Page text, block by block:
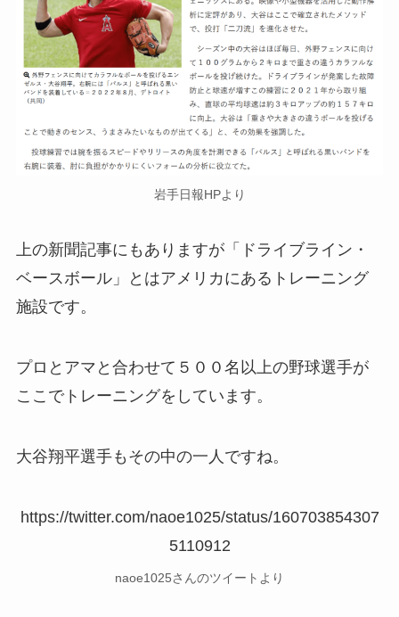
岩手日報HPより
上の新聞記事にもありますが「ドライブライン・
ベースボール」とはアメリカにあるトレーニング
施設です。
プロとアマと合わせて５００名以上の野球選手が
ここでトレーニングをしています。
大谷翔平選手もその中の一人ですね。
https://twitter.com/naoe1025/status/160703854307
5110912
naoe1025さんのツイートより